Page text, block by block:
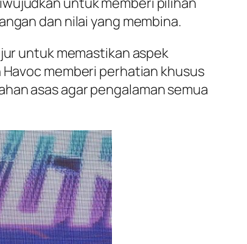
dan nilai yang membina.
untuk memastikan aspek
memberi perhatian khusus
asas agar pengalaman semua